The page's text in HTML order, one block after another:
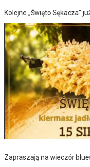
Kolejne „Święto Sękacza”
Zapraszają na wieczór